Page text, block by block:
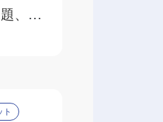
、活
ト